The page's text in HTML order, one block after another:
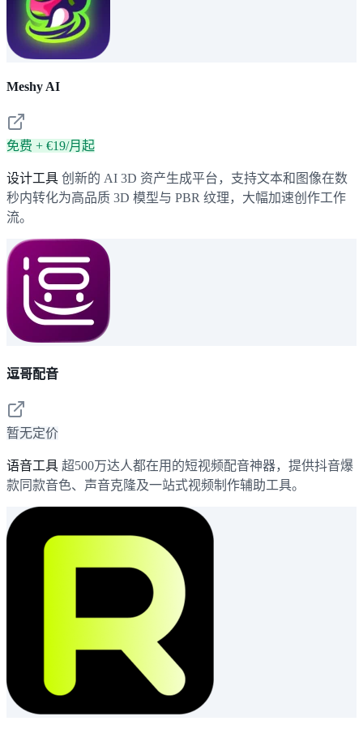
Meshy AI
免费 + €19/月起
设计工具 创新的 AI 3D 资产生成平台，支持文本和图像在数
秒内转化为高品质 3D 模型与 PBR 纹理，大幅加速创作工作
流。
逗哥配音
暂无定价
语音工具 超500万达人都在用的短视频配音神器，提供抖音爆
款同款音色、声音克隆及一站式视频制作辅助工具。